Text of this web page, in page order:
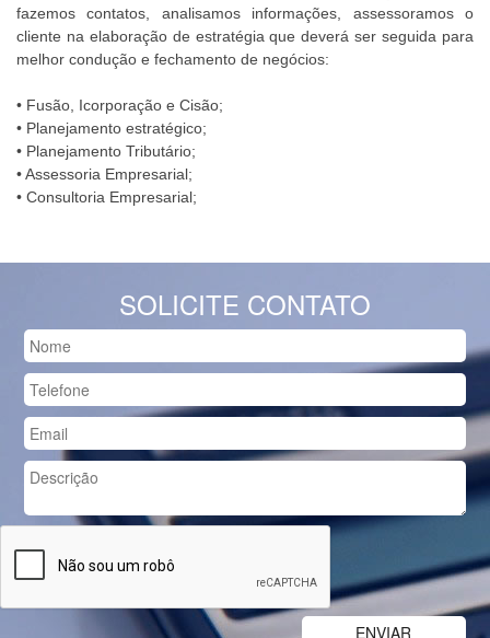
fazemos contatos, analisamos informações, assessoramos o
cliente na elaboração de estratégia que deverá ser seguida para
melhor condução e fechamento de negócios:
• Fusão, Icorporação e Cisão;
• Planejamento estratégico;
• Planejamento Tributário;
• Assessoria Empresarial;
• Consultoria Empresarial;
SOLICITE CONTATO